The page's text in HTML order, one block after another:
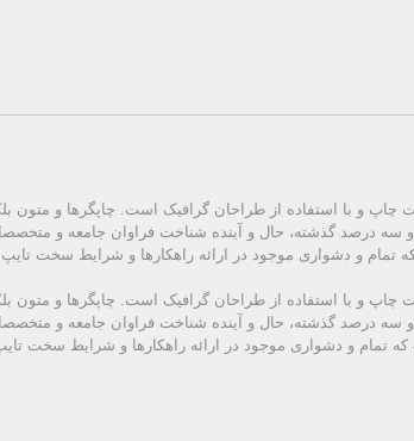
چاپ و با استفاده از طراحان گرافیک است. چاپگرها و متون
سه درصد گذشته، حال و آینده شناخت فراوان جامعه و
و دشواری موجود در ارائه راهکارها و شرایط سخت
چاپ و با استفاده از طراحان گرافیک است. چاپگرها و متون
سه درصد گذشته، حال و آینده شناخت فراوان جامعه و
تمام و دشواری موجود در ارائه راهکارها و شرایط سخت